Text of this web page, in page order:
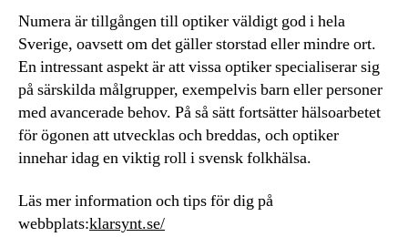
Numera är tillgången till optiker väldigt god i hela
Sverige, oavsett om det gäller storstad eller mindre ort.
En intressant aspekt är att vissa optiker specialiserar sig
på särskilda målgrupper, exempelvis barn eller personer
med avancerade behov. På så sätt fortsätter hälsoarbetet
för ögonen att utvecklas och breddas, och optiker
innehar idag en viktig roll i svensk folkhälsa.
Läs mer information och tips för dig på
webbplats:klarsynt.se/